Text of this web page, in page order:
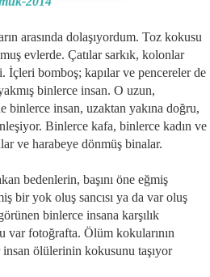
arasında dolaşıyordum. Toz kokusu
evlerde. Çatılar sarkık, kolonlar
İçleri bomboş; kapılar ve pencereler de
binlerce insan. O uzun,
binlerce insan, uzaktan yakına doğru,
Binlerce kafa, binlerce kadın ve
ve harabeye dönmüş binalar.
bedenlerin, başını öne eğmiş
bir yok oluş sancısı ya da var oluş
binlerce insana karşılık
var fotoğrafta. Ölüm kokularının
ölülerinin kokusunu taşıyor